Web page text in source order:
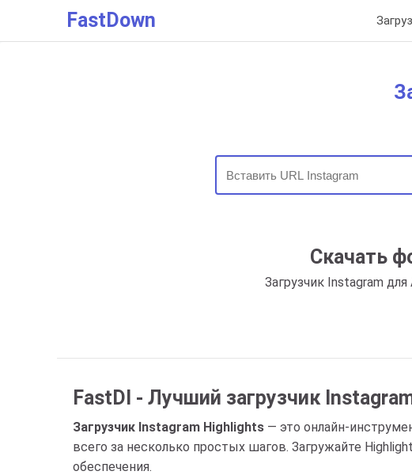
FastDown
Скачать
Загрузчик Instagram
FastDl - Лучший загрузчик
Загрузчик Instagram Highlights — это онлайн-
всего за несколько простых шагов. Загружайте
обеспечения.